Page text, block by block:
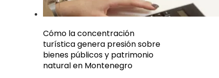
Cómo la concentración
turística genera presión sobre
bienes públicos y patrimonio
natural en Montenegro